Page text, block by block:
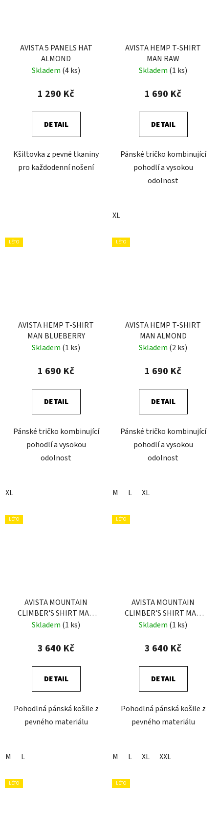
AVISTA 5 PANELS HAT
ALMOND
Skladem (4 ks)
1 290 Kč
DETAIL
Kšiltovka z pevné tkaniny
pro každodenní nošení
AVISTA HEMP T-SHIRT
MAN RAW
Skladem (1 ks)
1 690 Kč
DETAIL
Pánské tričko kombinující
pohodlí a vysokou
odolnost
XL
LÉTO
AVISTA HEMP T-SHIRT
MAN BLUEBERRY
Skladem (1 ks)
1 690 Kč
DETAIL
Pánské tričko kombinující
pohodlí a vysokou
odolnost
XL
LÉTO
AVISTA HEMP T-SHIRT
MAN ALMOND
Skladem (2 ks)
1 690 Kč
DETAIL
Pánské tričko kombinující
pohodlí a vysokou
odolnost
M L XL
LÉTO
AVISTA MOUNTAIN
CLIMBER'S SHIRT MAN
BLUEBERRY
Skladem (1 ks)
3 640 Kč
DETAIL
Pohodlná pánská košile z
pevného materiálu
M L
LÉTO
AVISTA MOUNTAIN
CLIMBER'S SHIRT MAN
ALMOND
Skladem (1 ks)
3 640 Kč
DETAIL
Pohodlná pánská košile z
pevného materiálu
M L XL XXL
LÉTO LÉTO